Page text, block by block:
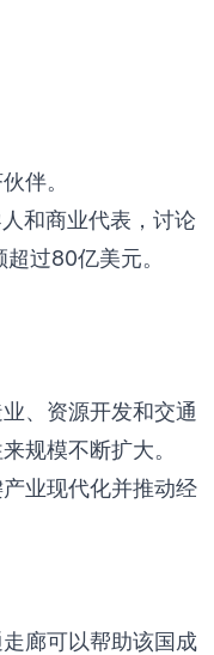
伴。
和商业代表，讨论
过80亿美元。
、资源开发和交通
规模不断扩大。
业现代化并推动经
廊可以帮助该国成